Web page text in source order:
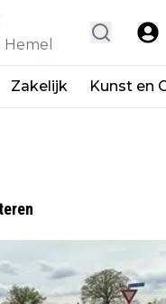
Zakelijk Kunst en